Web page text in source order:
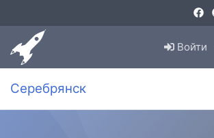
Войти
Серебрянск